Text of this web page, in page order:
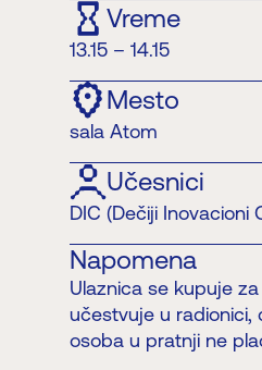
Vreme
13.15 – 14.15
Mesto
sala Atom
Učesnici
DIC (Dečiji Inovacioni
Napomena
Ulaznica se kupuje
učestvuje u radionici,
osoba u pratnji ne